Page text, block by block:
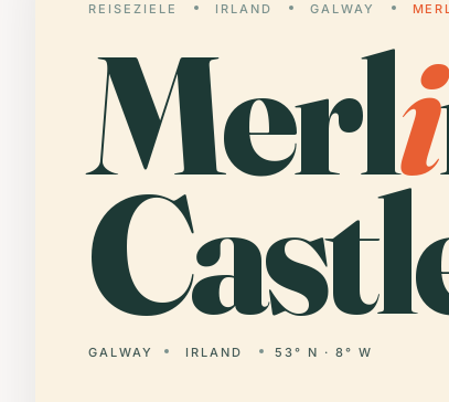
REISEZIELE IRLAND GALWAY
Merli
GALWAY IRLAND 53° N · 8° W